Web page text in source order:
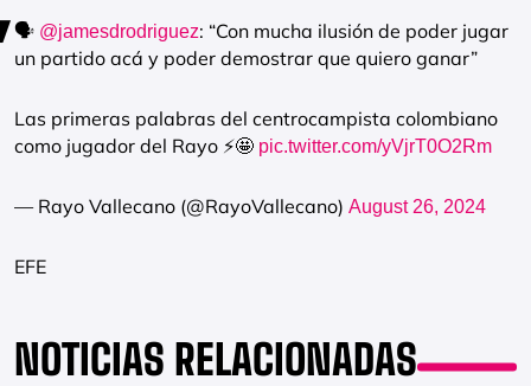
🗣️ @jamesdrodriguez: “Con mucha ilusión de poder jugar
un partido acá y poder demostrar que quiero ganar”
Las primeras palabras del centrocampista colombiano
como jugador del Rayo ⚡️🤩 pic.twitter.com/yVjrT0O2Rm
— Rayo Vallecano (@RayoVallecano) August 26, 2024
EFE
NOTICIAS RELACIONADAS